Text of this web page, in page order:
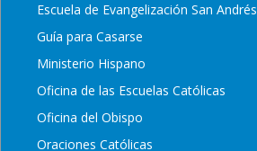
Escuela de Evangelización San Andrés
Guía para Casarse
Ministerio Hispano
Oficina de las Escuelas Católicas
Oficina del Obispo
Oraciones Católicas